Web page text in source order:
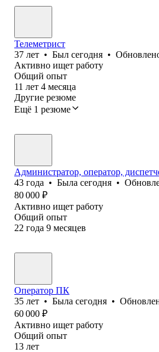
Телеметрист
37 лет • Был сегодня •
Активно ищет работу
Общий опыт
11 лет 4 месяца
Другие резюме
Ещё 1 резюме
Администратор, оператор,
43 года • Была сегодня •
80 000 ₽
Активно ищет работу
Общий опыт
22 года 9 месяцев
Оператор ПК
35 лет • Была сегодня •
60 000 ₽
Активно ищет работу
Общий опыт
13 лет